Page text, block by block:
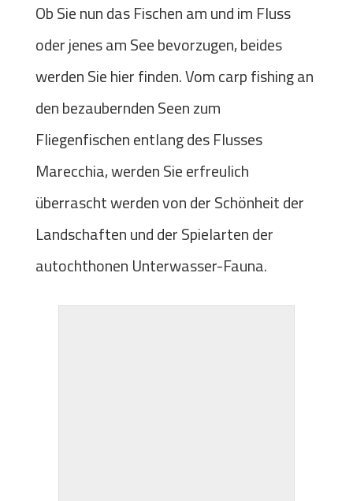
Ob Sie nun das Fischen am und im Fluss
oder jenes am See bevorzugen, beides
werden Sie hier finden. Vom carp fishing an
den bezaubernden Seen zum
Fliegenfischen entlang des Flusses
Marecchia, werden Sie erfreulich
überrascht werden von der Schönheit der
Landschaften und der Spielarten der
autochthonen Unterwasser-Fauna.